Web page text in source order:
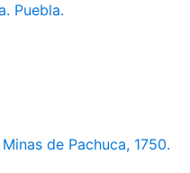
Puebla.
de Pachuca, 1750.